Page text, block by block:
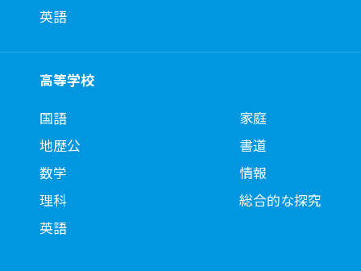
英語
高等学校
国語
地歴公
数学
理科
英語
家庭
書道
情報
総合的な探究